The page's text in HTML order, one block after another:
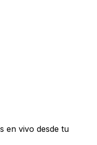
en vivo desde tu